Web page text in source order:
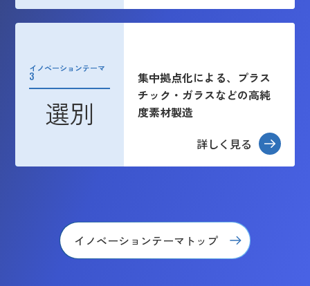
イノベーションテーマ
3
選別
集中拠点化による、プラス
チック・ガラスなどの高純
度素材製造
詳しく見る
イノベーションテーマトップ